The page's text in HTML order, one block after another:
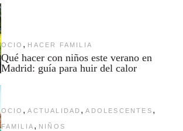
OCIO , HACER FAMILIA
Qué hacer con niños este verano en
Madrid: guía para huir del calor
OCIO , ACTUALIDAD , ADOLESCENTES ,
FAMILIA , NIÑOS